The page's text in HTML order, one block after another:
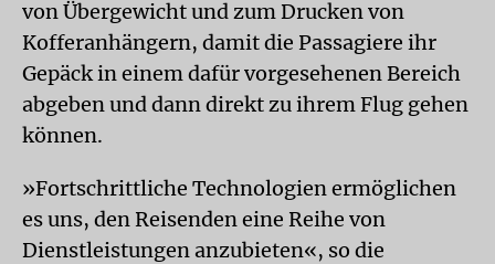
von Übergewicht und zum Drucken von
Kofferanhängern, damit die Passagiere ihr
Gepäck in einem dafür vorgesehenen Bereich
abgeben und dann direkt zu ihrem Flug gehen
können.
»Fortschrittliche Technologien ermöglichen
es uns, den Reisenden eine Reihe von
Dienstleistungen anzubieten«, so die